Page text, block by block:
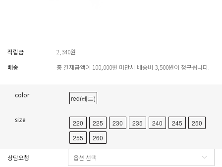
적립금
2,340원
배송
총 결제금액이 100,000원 미만시 배송비 3,500원이 청구됩니다.
color red(레드)
size 220 225 230 235 240 245
250
255
260
상담요청